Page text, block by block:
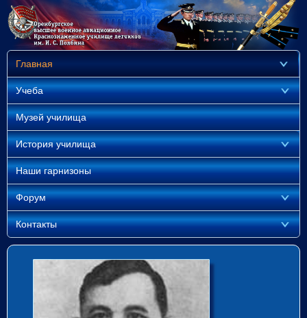
Главная
Учеба
Музей училища
История училища
Наши гарнизоны
Форум
Контакты